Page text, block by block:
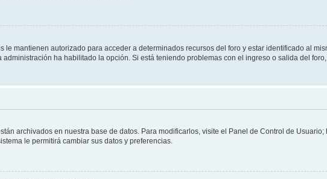
le mantienen autorizado para acceder a determinados recursos del foro y estar identificado al
ha habilitado la opción. Si está teniendo problemas con el ingreso o salida del
archivados en nuestra base de datos. Para modificarlos, visite el Panel de Control de
le permitirá cambiar sus datos y preferencias.